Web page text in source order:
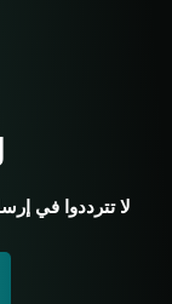
لا تترددوا في